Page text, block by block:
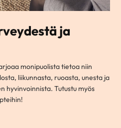
ja
monipuolista tietoa niin
liikunnasta, ruoasta, unesta ja
hyvinvoinnista. Tutustu myös